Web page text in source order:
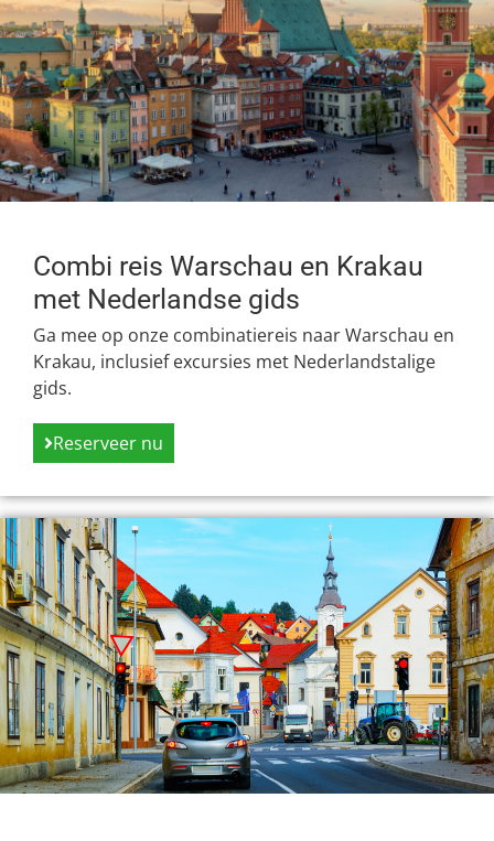
Combi reis Warschau en Krakau
met Nederlandse gids
Ga mee op onze combinatiereis naar Warschau en
Krakau, inclusief excursies met Nederlandstalige
gids.
Reserveer nu